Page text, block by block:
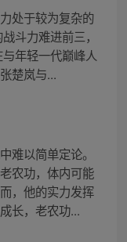
处于较为复杂的
斗力难进前三，
年轻一代巅峰人
楚岚与...
难以简单定论。
农功，体内可能
，他的实力发挥
长，老农功...